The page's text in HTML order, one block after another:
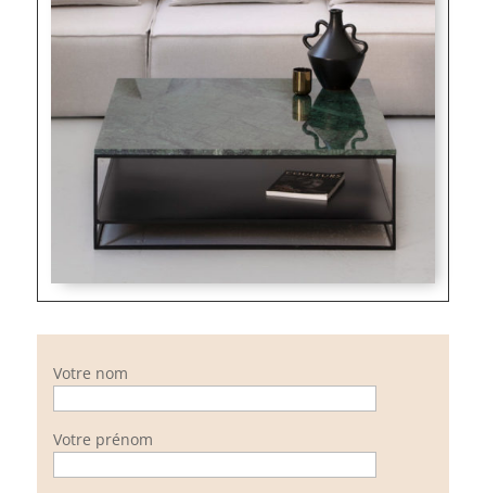
Votre nom
Votre prénom